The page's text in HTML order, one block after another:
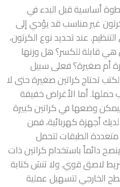
أساسية قبل البدء في
غير مناسب قد يؤدي إلى
عند تحديد نوع الكرتون،
قابلة للكسر؟ هل وزنها
أم صغيرة؟ فعلى سبيل
تحتاج كراتين صغيرة حتى لا
حملها. أما الأغراض خفيفة
وضعها في كراتين كبيرة
أجهزة كهربائية، فمن
متعددة الطبقات لتحمل
دائماً باستخدام كراتين ذات
لاصق قوي. ولا تنسَ كتابة
الخارجي لتسهيل عملية